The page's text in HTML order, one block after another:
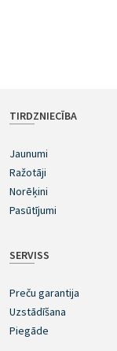
TIRDZNIECĪBA
Jaunumi
Ražotāji
Norēķini
Pasūtījumi
SERVISS
Preču garantija
Uzstādīšana
Piegāde